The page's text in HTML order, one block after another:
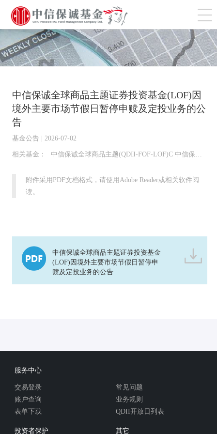
切
中信保诚全球商品主题证券投资基金(LOF)因
境外主要市场节假日暂停申赎及定投业务的公
告
基金公告 | 2026-07-02
相关基金： 中信保诚全球商品主题(QDII-FOF-LOF)C 中信保诚全球商品主题(QDII-FOF-LOF)A
附件采用PDF文档格式，请使用Adobe Reader或相关软件阅
读。
中信保诚全球商品主题证券投资基金
(LOF)因境外主要市场节假日暂停申
赎及定投业务的公告
服务中心
交易登录
账户查询
表单下载
常见问题
业务规则
QDII开放日列表
投资者保护 其它